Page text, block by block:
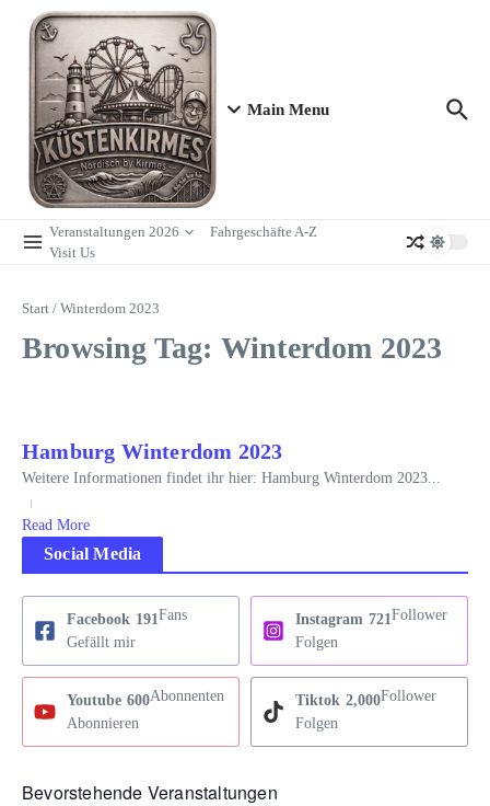
Zum Inhalt springen
Main Menu
Veranstaltungen 2026
Fahrgeschäfte A-Z
Visit Us
Start / Winterdom 2023
Browsing Tag: Winterdom 2023
Hamburg Winterdom 2023
Weitere Informationen findet ihr hier: Hamburg Winterdom 2023...
Read More
Social Media
Facebook 191Fans
Gefällt mir
Instagram 721Follower
Folgen
Youtube 600Abonnenten
Abonnieren
Tiktok 2,000Follower
Folgen
Bevorstehende Veranstaltungen